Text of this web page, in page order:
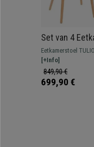
Set van 4
met
Leder
Eetkamerstoel
hoogwaardig
massief houten
[+Info]
849,90 €
699,90 €